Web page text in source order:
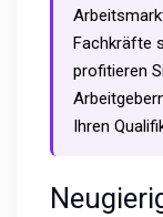
Fachkräfte
profitieren
Ihren